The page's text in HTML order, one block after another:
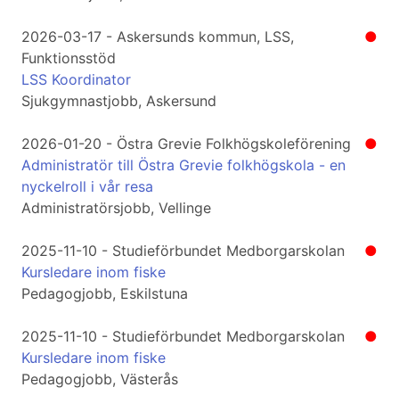
●
2026-03-17 - Askersunds kommun, LSS,
Funktionsstöd
LSS Koordinator
Sjukgymnastjobb, Askersund
●
2026-01-20 - Östra Grevie Folkhögskoleförening
Administratör till Östra Grevie folkhögskola - en
nyckelroll i vår resa
Administratörsjobb, Vellinge
●
2025-11-10 - Studieförbundet Medborgarskolan
Kursledare inom fiske
Pedagogjobb, Eskilstuna
●
2025-11-10 - Studieförbundet Medborgarskolan
Kursledare inom fiske
Pedagogjobb, Västerås